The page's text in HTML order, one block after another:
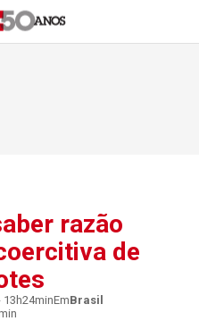
razão
de
EmBrasil